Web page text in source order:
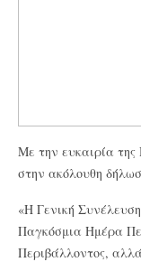
Με την ευκαιρία
στην ακόλουθη
«Η Γενική
Παγκόσμια Ημέρα
Περιβάλλοντος,